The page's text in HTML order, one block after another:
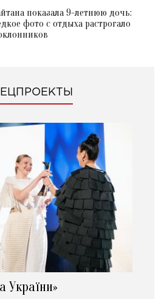
показала 9-летнюю дочь:
фото с отдыха растрогало
України»